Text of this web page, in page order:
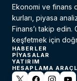
Ekonomi ve finans
kurları, piyasa
Finans’ı takip
keşfetmek için
HABERLER
PIYASALAR
YATIRIM
HESAPLAMA